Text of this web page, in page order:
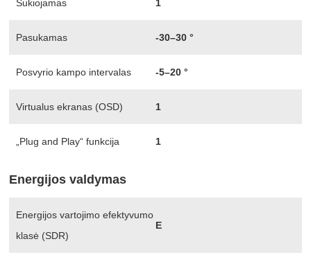
Sukiojamas 1
Pasukamas -30–30 °
Posvyrio kampo intervalas -5–20 °
Virtualus ekranas (OSD) 1
„Plug and Play“ funkcija 1
Energijos valdymas
Energijos vartojimo efektyvumo
klasė (SDR)
E